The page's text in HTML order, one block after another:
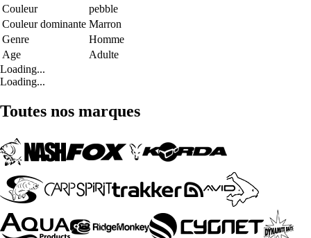
Couleur
pebble
Couleur dominante Marron
Genre
Homme
Age
Adulte
Loading...
Loading...
Toutes nos marques